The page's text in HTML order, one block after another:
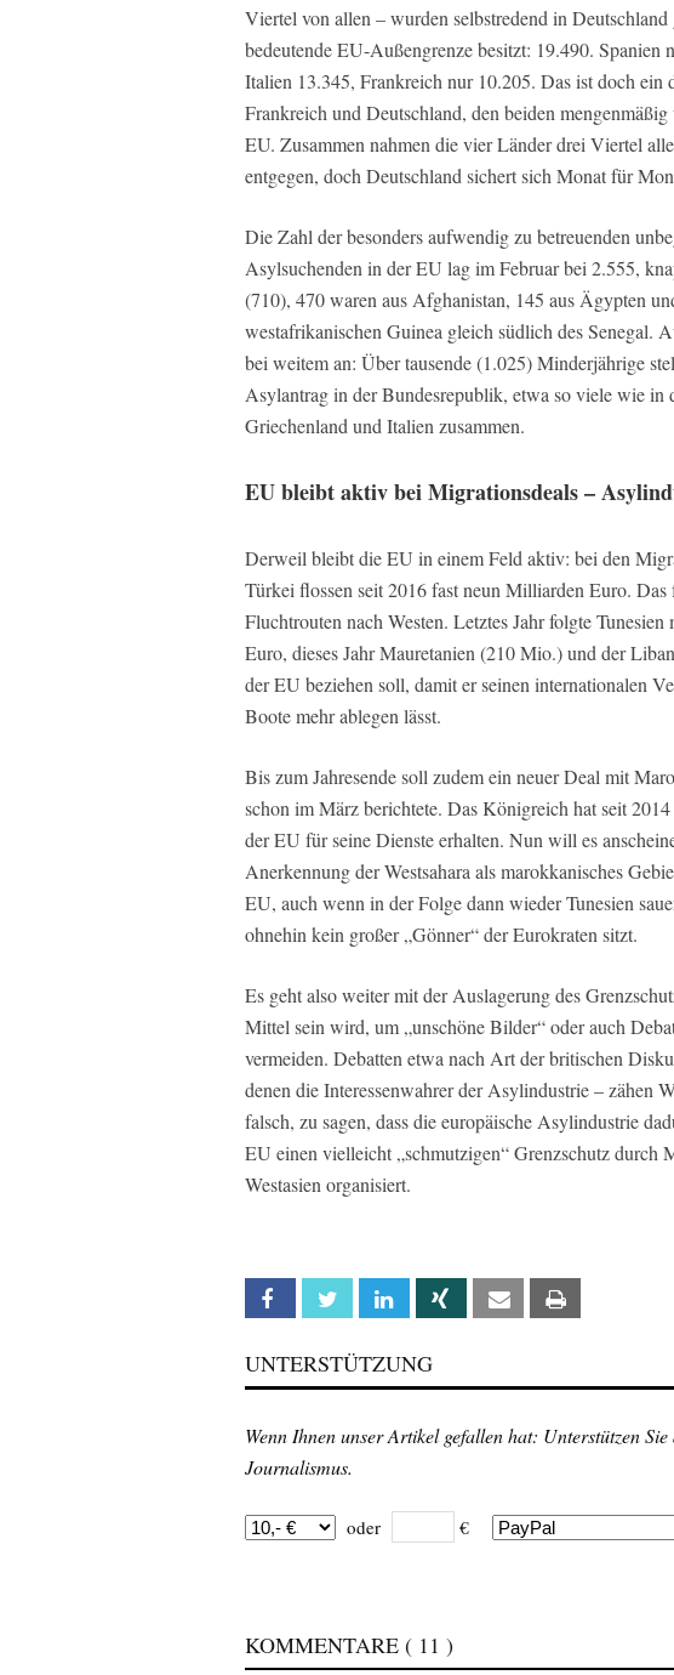
Viertel von allen – wurden selbstredend in
bedeutende EU-Außengrenze besitzt: 19.490. Spanien
Italien 13.345, Frankreich nur 10.205. Das ist doch ein
Frankreich und Deutschland, den beiden
EU. Zusammen nahmen die vier Länder drei Viertel
entgegen, doch Deutschland sichert sich Monat für
Die Zahl der besonders aufwendig zu betreuenden
Asylsuchenden in der EU lag im Februar bei 2.555,
(710), 470 waren aus Afghanistan, 145 aus Ägypten
westafrikanischen Guinea gleich südlich des Senegal.
bei weitem an: Über tausende (1.025) Minderjährige
Asylantrag in der Bundesrepublik, etwa so viele wie in
Griechenland und Italien zusammen.
EU bleibt aktiv bei Migrationsdeals –
Derweil bleibt die EU in einem Feld aktiv: bei den
Türkei flossen seit 2016 fast neun Milliarden Euro.
Fluchtrouten nach Westen. Letztes Jahr folgte
Euro, dieses Jahr Mauretanien (210 Mio.) und der
der EU beziehen soll, damit er seinen internationalen
Boote mehr ablegen lässt.
Bis zum Jahresende soll zudem ein neuer Deal mit
schon im März berichtete. Das Königreich hat seit
der EU für seine Dienste erhalten. Nun will es
Anerkennung der Westsahara als marokkanisches
EU, auch wenn in der Folge dann wieder Tunesien
ohnehin kein großer „Gönner“ der Eurokraten sitzt.
Es geht also weiter mit der Auslagerung des
Mittel sein wird, um „unschöne Bilder“ oder auch
vermeiden. Debatten etwa nach Art der britischen
denen die Interessenwahrer der Asylindustrie – zähen
falsch, zu sagen, dass die europäische Asylindustrie
EU einen vielleicht „schmutzigen“ Grenzschutz durch
Westasien organisiert.
Facebook Twitter Linkedin Xing Email
UNTERSTÜTZUNG
Wenn Ihnen unser Artikel gefallen hat: Unterstützen Sie
Journalismus.
oder €
KOMMENTARE ( 11 )